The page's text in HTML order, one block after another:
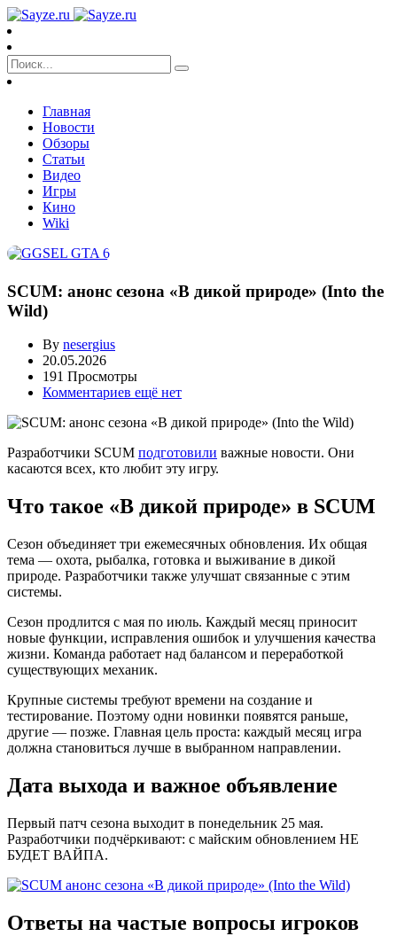
Главная
Новости
Обзоры
Статьи
Видео
Игры
Кино
Wiki
SCUM: анонс сезона «В дикой природе» (Into the
Wild)
By nesergius
20.05.2026
191 Просмотры
Комментариев ещё нет
Разработчики SCUM подготовили важные новости. Они
касаются всех, кто любит эту игру.
Что такое «В дикой природе» в SCUM
Сезон объединяет три ежемесячных обновления. Их общая
тема — охота, рыбалка, готовка и выживание в дикой
природе. Разработчики также улучшат связанные с этим
системы.
Сезон продлится с мая по июль. Каждый месяц приносит
новые функции, исправления ошибок и улучшения качества
жизни. Команда работает над балансом и переработкой
существующих механик.
Крупные системы требуют времени на создание и
тестирование. Поэтому одни новинки появятся раньше,
другие — позже. Главная цель проста: каждый месяц игра
должна становиться лучше в выбранном направлении.
Дата выхода и важное объявление
Первый патч сезона выходит в понедельник 25 мая.
Разработчики подчёркивают: с майским обновлением НЕ
БУДЕТ ВАЙПА.
Ответы на частые вопросы игроков